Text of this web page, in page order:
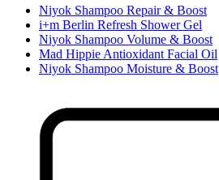
Niyok Shampoo Repair & Boost
i+m Berlin Refresh Shower Gel
Niyok Shampoo Volume & Boost
Mad Hippie Antioxidant Facial Oil
Niyok Shampoo Moisture & Boost